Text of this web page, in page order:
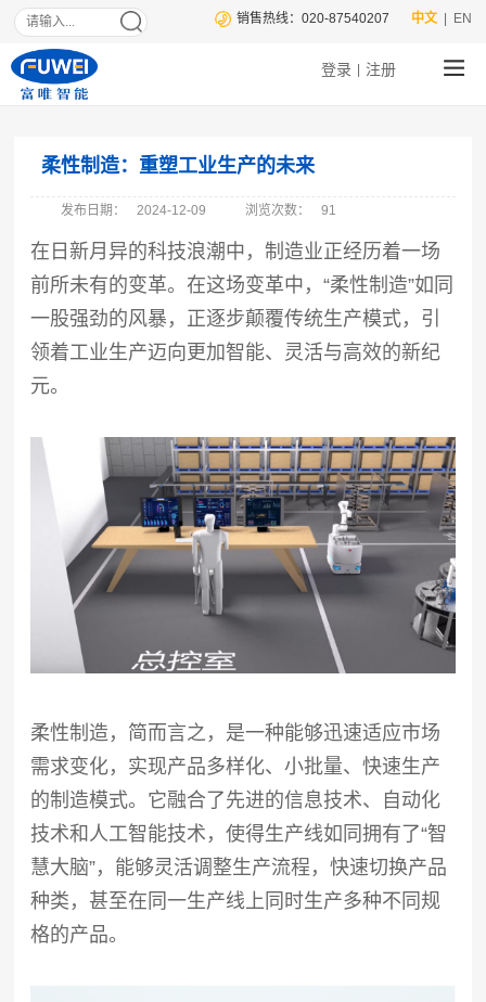
| EN
中文
销售热线：020-87540207
登录 注册
柔性制造：重塑工业生产的未来
发布日期： 2024-12-09 浏览次数： 91
在日新月异的科技浪潮中，制造业正经历着一场
前所未有的变革。在这场变革中，“柔性制造”如同
一股强劲的风暴，正逐步颠覆传统生产模式，引
领着工业生产迈向更加智能、灵活与高效的新纪
元。
柔性制造，简而言之，是一种能够迅速适应市场
需求变化，实现产品多样化、小批量、快速生产
的制造模式。它融合了先进的信息技术、自动化
技术和人工智能技术，使得生产线如同拥有了“智
慧大脑”，能够灵活调整生产流程，快速切换产品
种类，甚至在同一生产线上同时生产多种不同规
格的产品。